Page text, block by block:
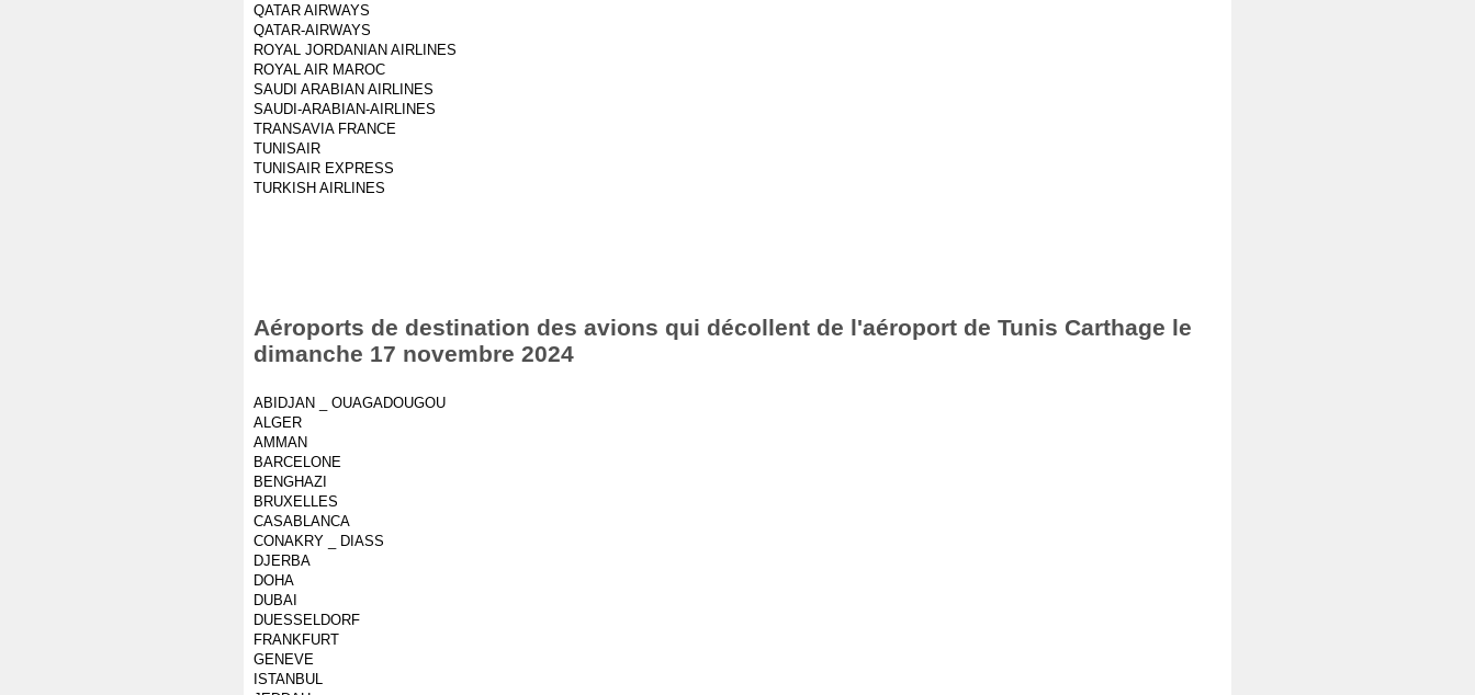
QATAR AIRWAYS
QATAR-AIRWAYS
ROYAL JORDANIAN AIRLINES
ROYAL AIR MAROC
SAUDI ARABIAN AIRLINES
SAUDI-ARABIAN-AIRLINES
TRANSAVIA FRANCE
TUNISAIR
TUNISAIR EXPRESS
TURKISH AIRLINES
Aéroports de destination des avions qui décollent de l'aéroport de Tunis Carthage le
dimanche 17 novembre 2024
ABIDJAN _ OUAGADOUGOU
ALGER
AMMAN
BARCELONE
BENGHAZI
BRUXELLES
CASABLANCA
CONAKRY _ DIASS
DJERBA
DOHA
DUBAI
DUESSELDORF
FRANKFURT
GENEVE
ISTANBUL